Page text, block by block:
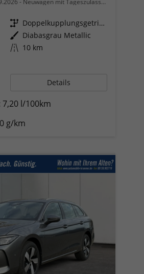
Getriebe
Doppelkupplungsgetriebe (DSG)
Außenfarbe Diabasgrau Metallic
Kilometerstand 10 km
Details
7,20 l/100km
g/km